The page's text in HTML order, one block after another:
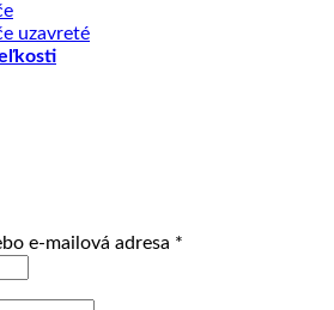
uzavreté
e-mailová adresa *